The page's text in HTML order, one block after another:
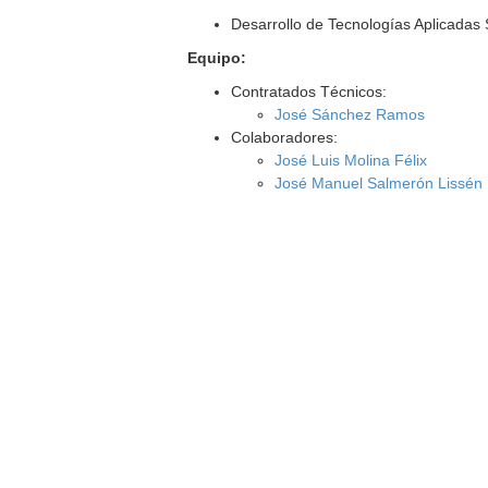
Desarrollo de Tecnologías Aplicadas
Equipo:
Contratados Técnicos:
José Sánchez Ramos
Colaboradores:
José Luis Molina Félix
José Manuel Salmerón Lissén